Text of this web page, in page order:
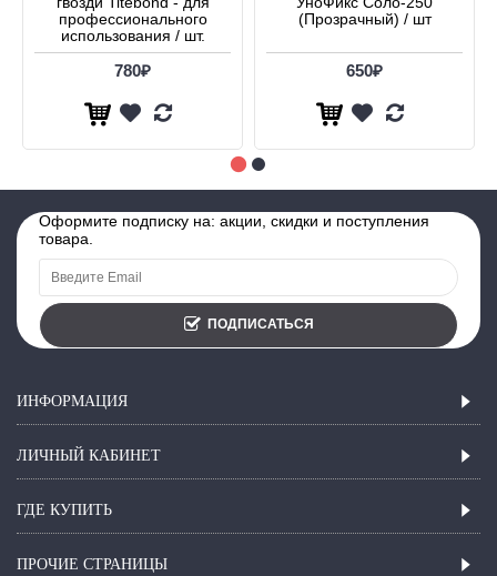
профессионального
использования / шт.
780₽
(Прозрачный) / шт
650₽
Оформите подписку на: акции, скидки и поступления
товара.
ПОДПИСАТЬСЯ
ИНФОРМАЦИЯ
ЛИЧНЫЙ КАБИНЕТ
ГДЕ КУПИТЬ
ПРОЧИЕ СТРАНИЦЫ